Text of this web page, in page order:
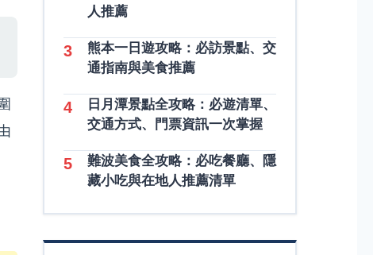
人推薦
3
熊本一日遊攻略：必訪景點、交
通指南與美食推薦
4
日月潭景點全攻略：必遊清單、
交通方式、門票資訊一次掌握
5
難波美食全攻略：必吃餐廳、隱
藏小吃與在地人推薦清單